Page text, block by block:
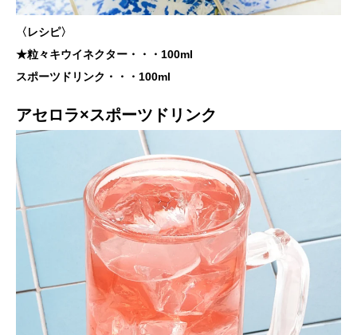
〈レシピ〉
★粒々キウイネクター・・・100ml
スポーツドリンク・・・100ml
アセロラ×スポーツドリンク